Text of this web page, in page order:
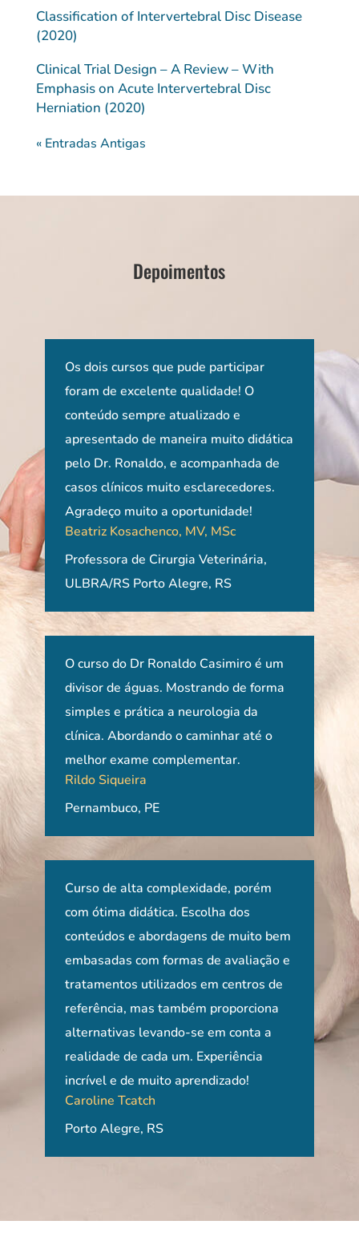
Classification of Intervertebral Disc Disease
(2020)
Clinical Trial Design – A Review – With
Emphasis on Acute Intervertebral Disc
Herniation (2020)
« Entradas Antigas
Depoimentos
Os dois cursos que pude participar
foram de excelente qualidade! O
conteúdo sempre atualizado e
apresentado de maneira muito didática
pelo Dr. Ronaldo, e acompanhada de
casos clínicos muito esclarecedores.
Agradeço muito a oportunidade!
Beatriz Kosachenco, MV, MSc
Professora de Cirurgia Veterinária,
ULBRA/RS Porto Alegre, RS
e
O curso do Dr Ronaldo Casimiro é um
divisor de águas. Mostrando de forma
simples e prática a neurologia da
clínica. Abordando o caminhar até o
melhor exame complementar.
Rildo Siqueira
Pernambuco, PE
Curso de alta complexidade, porém
com ótima didática. Escolha dos
conteúdos e abordagens de muito bem
embasadas com formas de avaliação e
tratamentos utilizados em centros de
referência, mas também proporciona
alternativas levando-se em conta a
realidade de cada um. Experiência
incrível e de muito aprendizado!
Caroline Tcatch
Porto Alegre, RS
da